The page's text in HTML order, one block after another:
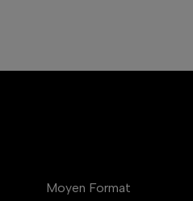
Moyen Format